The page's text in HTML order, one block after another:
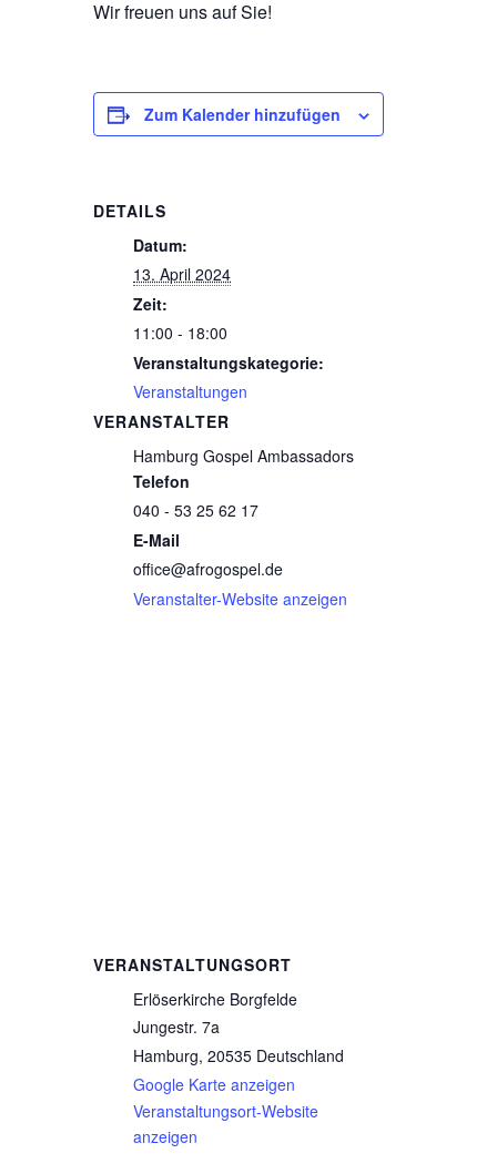
Wir freuen uns auf Sie!
Zum Kalender hinzufügen
DETAILS
Datum:
13. April 2024
Zeit:
11:00 - 18:00
Veranstaltungskategorie:
Veranstaltungen
VERANSTALTER
Hamburg Gospel Ambassadors
Telefon
040 - 53 25 62 17
E-Mail
office@afrogospel.de
Veranstalter-Website anzeigen
VERANSTALTUNGSORT
Erlöserkirche Borgfelde
Jungestr. 7a
Hamburg, 20535 Deutschland
Google Karte anzeigen
Veranstaltungsort-Website
anzeigen